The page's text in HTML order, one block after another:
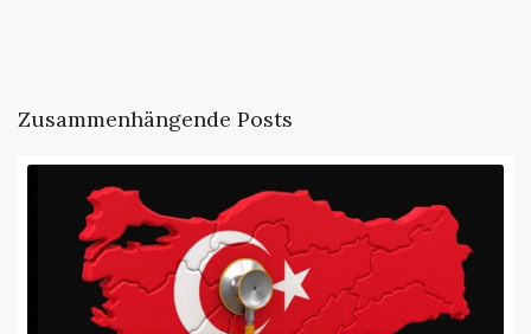
Zusammenhängende Posts